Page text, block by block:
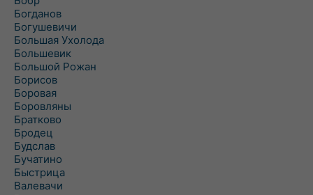
Богданов
Богушевичи
Большая Ухолода
Большевик
Большой Рожан
Борисов
Боровая
Боровляны
Братково
Бродец
Будслав
Бучатино
Быстрица
Валевачи